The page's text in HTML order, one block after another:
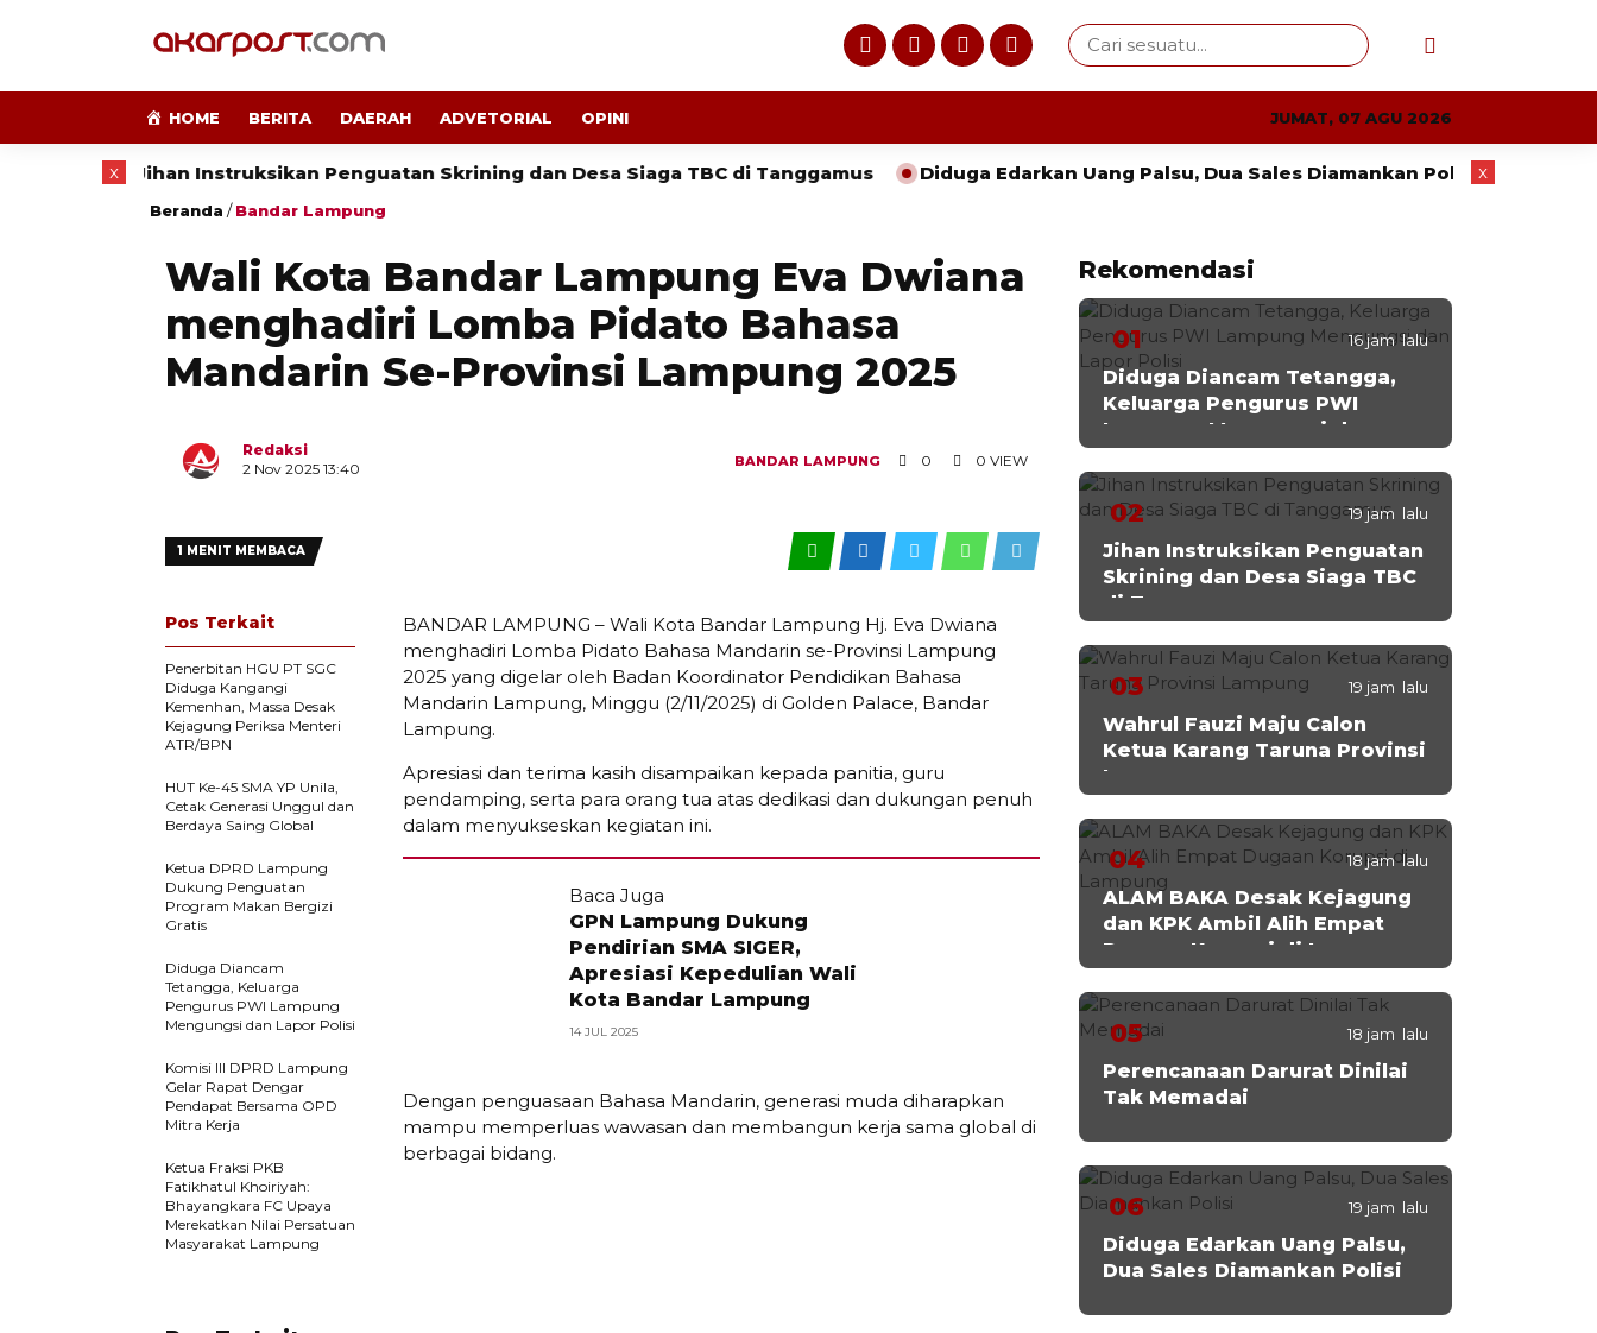
HOME BERITA DAERAH ADVETORIAL OPINI JUMAT, 07 AGU 2026
Jihan Instruksikan Penguatan Skrining dan Desa Siaga TBC di Tanggamus Diduga Edarkan Uang Palsu, Dua Sales Diamankan Polisi Wahrul
Beranda /Bandar Lampung
Wali Kota Bandar Lampung Eva Dwiana
menghadiri Lomba Pidato Bahasa
Mandarin Se-Provinsi Lampung 2025
Redaksi
2 Nov 2025 13:40
BANDAR LAMPUNG 0 0 VIEW
1 MENIT MEMBACA
BANDAR LAMPUNG – Wali Kota Bandar Lampung Hj. Eva Dwiana
menghadiri Lomba Pidato Bahasa Mandarin se-Provinsi Lampung
2025 yang digelar oleh Badan Koordinator Pendidikan Bahasa
Mandarin Lampung, Minggu (2/11/2025) di Golden Palace, Bandar
Lampung.
Apresiasi dan terima kasih disampaikan kepada panitia, guru
pendamping, serta para orang tua atas dedikasi dan dukungan penuh
dalam menyukseskan kegiatan ini.
Baca Juga
GPN Lampung Dukung
Pendirian SMA SIGER,
Apresiasi Kepedulian Wali
Kota Bandar Lampung
14 JUL 2025
Dengan penguasaan Bahasa Mandarin, generasi muda diharapkan
mampu memperluas wawasan dan membangun kerja sama global di
berbagai bidang.
Pos Terkait
Penerbitan HGU PT SGC
Diduga Kangangi
Kemenhan, Massa Desak
Kejagung Periksa Menteri
ATR/BPN
HUT Ke-45 SMA YP Unila,
Cetak Generasi Unggul dan
Berdaya Saing Global
Ketua DPRD Lampung
Dukung Penguatan
Program Makan Bergizi
Gratis
Diduga Diancam
Tetangga, Keluarga
Pengurus PWI Lampung
Mengungsi dan Lapor Polisi
Komisi III DPRD Lampung
Gelar Rapat Dengar
Pendapat Bersama OPD
Mitra Kerja
Ketua Fraksi PKB
Fatikhatul Khoiriyah:
Bhayangkara FC Upaya
Merekatkan Nilai Persatuan
Masyarakat Lampung
Rekomendasi
01 16 jam lalu
Diduga Diancam Tetangga,
Keluarga Pengurus PWI
Lampung Mengungsi dan
Lapor Polisi
02 19 jam lalu
Jihan Instruksikan Penguatan
Skrining dan Desa Siaga TBC
di Tanggamus
03 19 jam lalu
Wahrul Fauzi Maju Calon
Ketua Karang Taruna Provinsi
Lampung
04 18 jam lalu
ALAM BAKA Desak Kejagung
dan KPK Ambil Alih Empat
Dugaan Korupsi di Lampung
05 18 jam lalu
Perencanaan Darurat Dinilai
Tak Memadai
06 19 jam lalu
Diduga Edarkan Uang Palsu,
Dua Sales Diamankan Polisi
x x